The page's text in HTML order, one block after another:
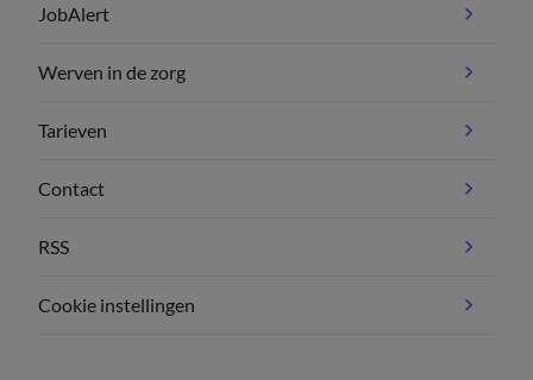
JobAlert
Werven in de zorg
Tarieven
Contact
RSS
Cookie instellingen